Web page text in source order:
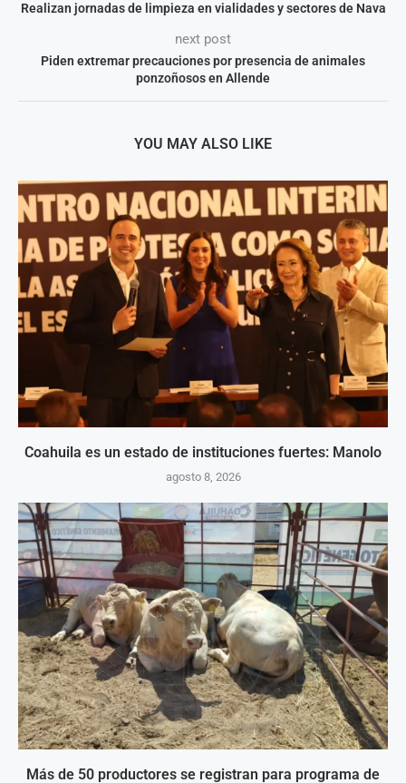
Realizan jornadas de limpieza en vialidades y sectores de Nava
next post
Piden extremar precauciones por presencia de animales
ponzoñosos en Allende
YOU MAY ALSO LIKE
Coahuila es un estado de instituciones fuertes: Manolo
agosto 8, 2026
Más de 50 productores se registran para programa de